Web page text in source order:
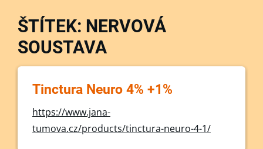
ŠTÍTEK: NERVOVÁ
SOUSTAVA
Tinctura Neuro 4% +1%
https://www.jana-
tumova.cz/products/tinctura-neuro-4-1/